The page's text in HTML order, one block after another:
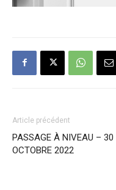
Article précédent
PASSAGE À NIVEAU – 30
OCTOBRE 2022